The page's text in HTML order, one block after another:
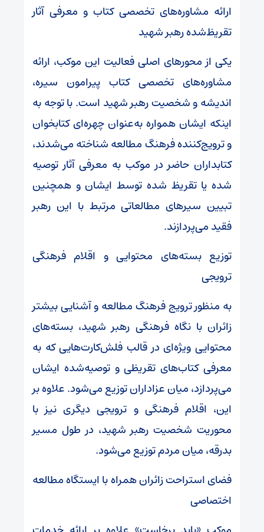
ارائه مشاوره‌های تخصصی کتاب و معرفی آثار
تقریظ‌شده رهبر شهید
یکی از محورهای اصلی فعالیت این موکب، ارائه
مشاوره‌های تخصصی کتاب پیرامون سیره،
اندیشه و شخصیت رهبر شهید است. با توجه به
اینکه ایشان همواره به‌عنوان چهره‌ای کتابخوان
و ترویج‌کننده فرهنگ مطالعه شناخته می‌شدند،
کتابداران حاضر در موکب به معرفی آثار توصیه
شده یا تقریظ شده توسط ایشان و همچنین
تبیین سیرهای مطالعاتی مرتبط با این رهبر
فقید می‌پردازند.
توزیع بسته‌های محتوایی و اقلام فرهنگی
ترویجی
به منظور ترویج فرهنگ مطالعه و آشنایی بیشتر
زائران با نگاه فرهنگی رهبر شهید، بسته‌های
محتوایی ویژه‌ای در قالب فلش‌کارت‌هایی که به
معرفی کتاب‌های تقریظی و توصیه‌شده ایشان
می‌پردازد، میان عزاداران توزیع می‌شود. علاوه بر
این، اقلام فرهنگی و ترویجی دیگری نیز با
محوریت شخصیت رهبر شهید، در طول مسیر
بدرقه، میان مردم توزیع می‌شود.
فضای استراحت زائران همراه با ایستگاه مطالعه
اختصاصی